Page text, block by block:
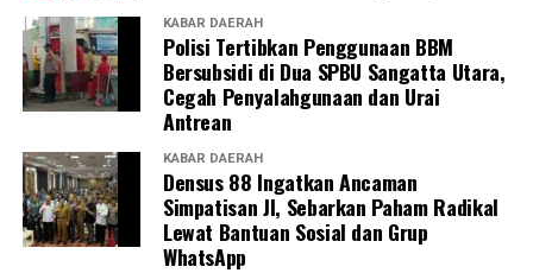
KABAR DAERAH
Polisi Tertibkan Penggunaan BBM
Bersubsidi di Dua SPBU Sangatta Utara,
Cegah Penyalahgunaan dan Urai
Antrean
KABAR DAERAH
Densus 88 Ingatkan Ancaman
Simpatisan JI, Sebarkan Paham Radikal
Lewat Bantuan Sosial dan Grup
WhatsApp